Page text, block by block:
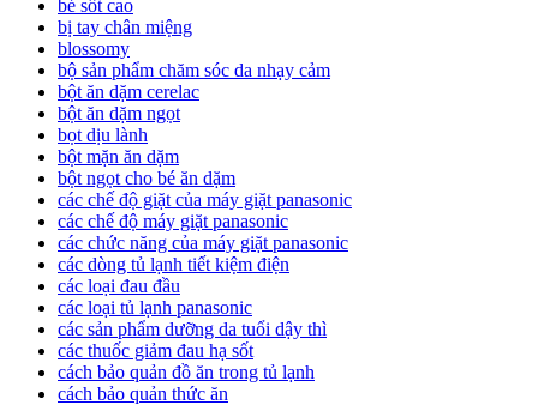
bé sốt cao
bị tay chân miệng
blossomy
bộ sản phẩm chăm sóc da nhạy cảm
bột ăn dặm cerelac
bột ăn dặm ngọt
bọt dịu lành
bột mặn ăn dặm
bột ngọt cho bé ăn dặm
các chế độ giặt của máy giặt panasonic
các chế độ máy giặt panasonic
các chức năng của máy giặt panasonic
các dòng tủ lạnh tiết kiệm điện
các loại đau đầu
các loại tủ lạnh panasonic
các sản phẩm dưỡng da tuổi dậy thì
các thuốc giảm đau hạ sốt
cách bảo quản đồ ăn trong tủ lạnh
cách bảo quản thức ăn